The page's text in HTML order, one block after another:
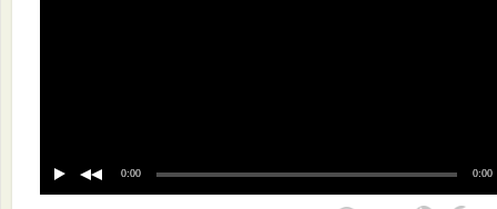
0:00 0:00